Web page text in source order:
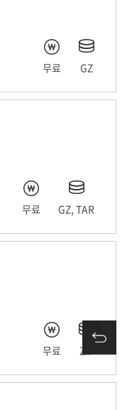
무료 GZ
무료 GZ, TAR
무료 ZIP